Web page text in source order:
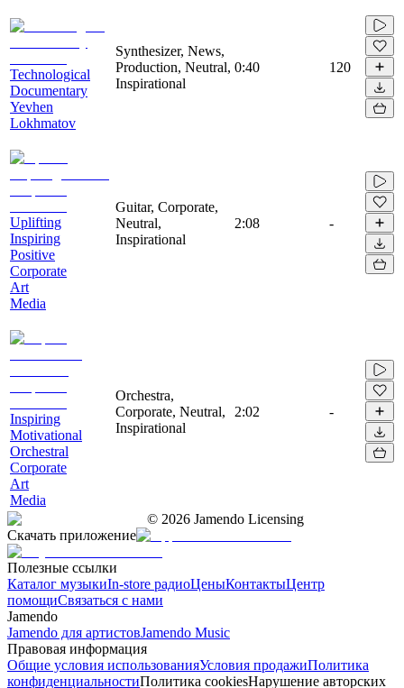
Technological
Documentary
Yevhen
Lokhmatov
Synthesizer, News,
Production, Neutral,
Inspirational
0:40 120
Uplifting
Inspiring
Positive
Corporate
Art
Media
Guitar, Corporate,
Neutral,
Inspirational
2:08 -
Inspiring
Motivational
Orchestral
Corporate
Art
Media
Orchestra,
Corporate, Neutral,
Inspirational
2:02 -
© 2026 Jamendo Licensing
Скачать приложение
Полезные ссылки
Каталог музыкиIn-store радиоЦеныКонтактыЦентр
помощиСвязаться с нами
Jamendo
Jamendo для артистовJamendo Music
Правовая информация
Общие условия использованияУсловия продажиПолитика
конфиденциальностиПолитика cookiesНарушение авторских